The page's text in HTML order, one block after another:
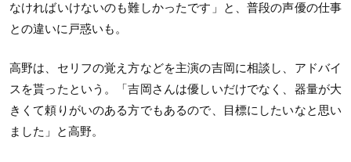
なければいけないのも難しかったです」と、普段の声優の仕事
との違いに戸惑いも。
高野は、セリフの覚え方などを主演の吉岡に相談し、アドバイ
スを貰ったという。「吉岡さんは優しいだけでなく、器量が大
きくて頼りがいのある方でもあるので、目標にしたいなと思い
ました」と高野。